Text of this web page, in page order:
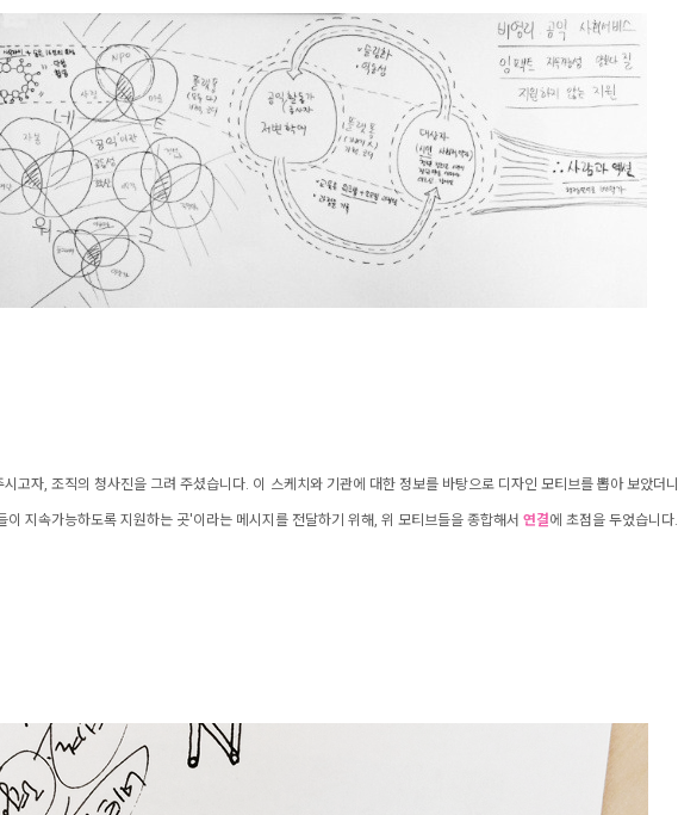
고자, 조직의 청사진을 그려 주셨습니다. 이 스케치와 기관에 대한 정보를 바탕으로 디자인 모티브를 뽑아 보았더니
지속가능하도록 지원하는 곳'이라는 메시지를 전달하기 위해, 위 모티브들을 종합해서 연결에 초점을 두었습니다.